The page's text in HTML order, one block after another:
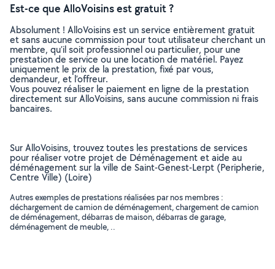
Est-ce que AlloVoisins est gratuit ?
Absolument ! AlloVoisins est un service entièrement gratuit
et sans aucune commission pour tout utilisateur cherchant un
membre, qu’il soit professionnel ou particulier, pour une
prestation de service ou une location de matériel. Payez
uniquement le prix de la prestation, fixé par vous,
demandeur, et l’offreur.
Vous pouvez réaliser le paiement en ligne de la prestation
directement sur AlloVoisins, sans aucune commission ni frais
bancaires.
Sur AlloVoisins, trouvez toutes les prestations de services
pour réaliser votre projet de Déménagement et aide au
déménagement sur la ville de Saint-Genest-Lerpt (Peripherie,
Centre Ville) (Loire)
Autres exemples de prestations réalisées par nos membres :
déchargement de camion de déménagement, chargement de camion
de déménagement, débarras de maison, débarras de garage,
déménagement de meuble, ..